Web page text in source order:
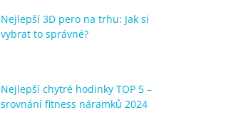
Nejlepší 3D pero na trhu: Jak si
vybrat to správné?
Nejlepší chytré hodinky TOP 5 –
srovnání fitness náramků 2024